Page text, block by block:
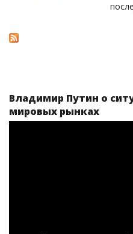
Владимир Путин о
мировых рынках